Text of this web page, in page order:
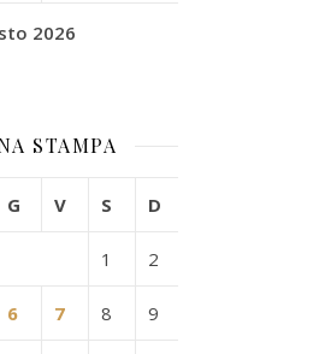
2026
STAMPA
G V S D
1 2
6 7 8 9